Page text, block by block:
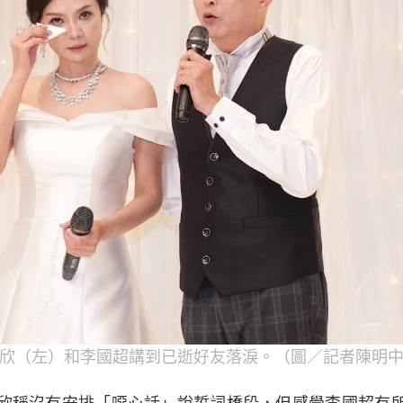
（左）和李國超講到已逝好友落淚。（圖／記者陳明